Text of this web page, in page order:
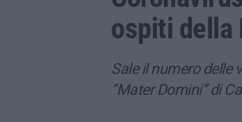
ospiti della
Sale il numero delle
“Mater Domini” di